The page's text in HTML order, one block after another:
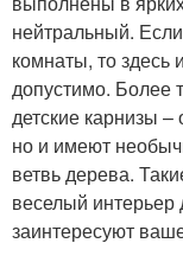
нейтральный.
комнаты, то здесь
допустимо. Более
детские карнизы –
но и имеют
ветвь дерева.
веселый интерьер
заинтересуют